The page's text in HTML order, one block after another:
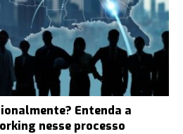
Entenda a
nesse processo